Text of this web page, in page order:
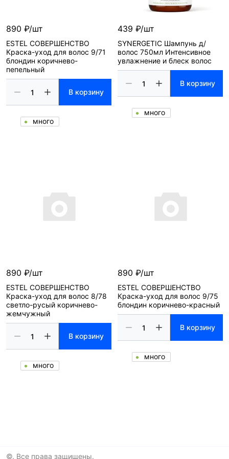
890 ₽/шт
ESTEL СОВЕРШЕНСТВО
Краска-уход для волос 9/71
блондин коричнево-
пепельный
В корзину
много
439 ₽/шт
SYNERGETIC Шампунь д/
волос 750мл Интенсивное
увлажнение и блеск волос
В корзину
много
890 ₽/шт
ESTEL СОВЕРШЕНСТВО
Краска-уход для волос 8/78
светло-русый коричнево-
жемчужный
В корзину
много
890 ₽/шт
ESTEL СОВЕРШЕНСТВО
Краска-уход для волос 9/75
блондин коричнево-красный
В корзину
много
©. Все права защищены.